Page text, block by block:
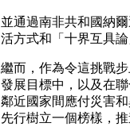
並通過南非共和國納
活方式和「十界互具
繼而，作為令這挑戰
發展目標中，以及在
鄰近國家間應付災害
先行樹立一個榜樣，